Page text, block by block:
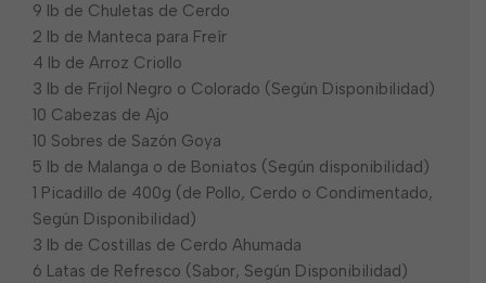
9 lb de Chuletas de Cerdo
2 lb de Manteca para Freír
4 lb de Arroz Criollo
3 lb de Frijol Negro o Colorado (Según Disponibilidad)
10 Cabezas de Ajo
10 Sobres de Sazón Goya
5 lb de Malanga o de Boniatos (Según disponibilidad)
1 Picadillo de 400g (de Pollo, Cerdo o Condimentado,
Según Disponibilidad)
3 lb de Costillas de Cerdo Ahumada
6 Latas de Refresco (Sabor, Según Disponibilidad)